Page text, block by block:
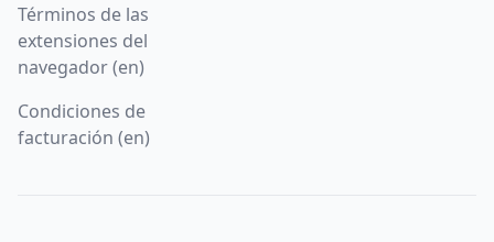
Términos de las
extensiones del
navegador (en)
Condiciones de
facturación (en)